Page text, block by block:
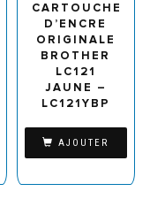
CARTOUCHE
D’ENCRE
ORIGINALE
BROTHER
LC121
JAUNE –
LC121YBP
AJOUTER